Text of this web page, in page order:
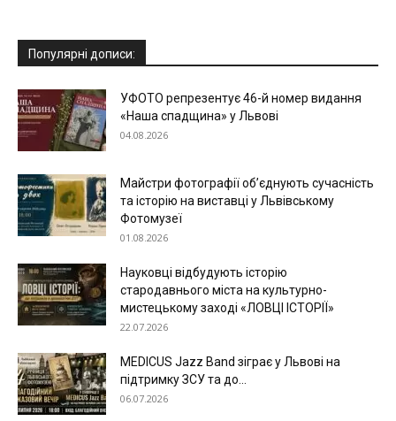
Популярні дописи:
УФОТО репрезентує 46-й номер видання
«Наша спадщина» у Львові
04.08.2026
Майстри фотографії об’єднують сучасність
та історію на виставці у Львівському
Фотомузеї
01.08.2026
Науковці відбудують історію
стародавнього міста на культурно-
мистецькому заході «ЛОВЦІ ІСТОРІЇ»
22.07.2026
MEDICUS Jazz Band зіграє у Львові на
підтримку ЗСУ та до...
06.07.2026